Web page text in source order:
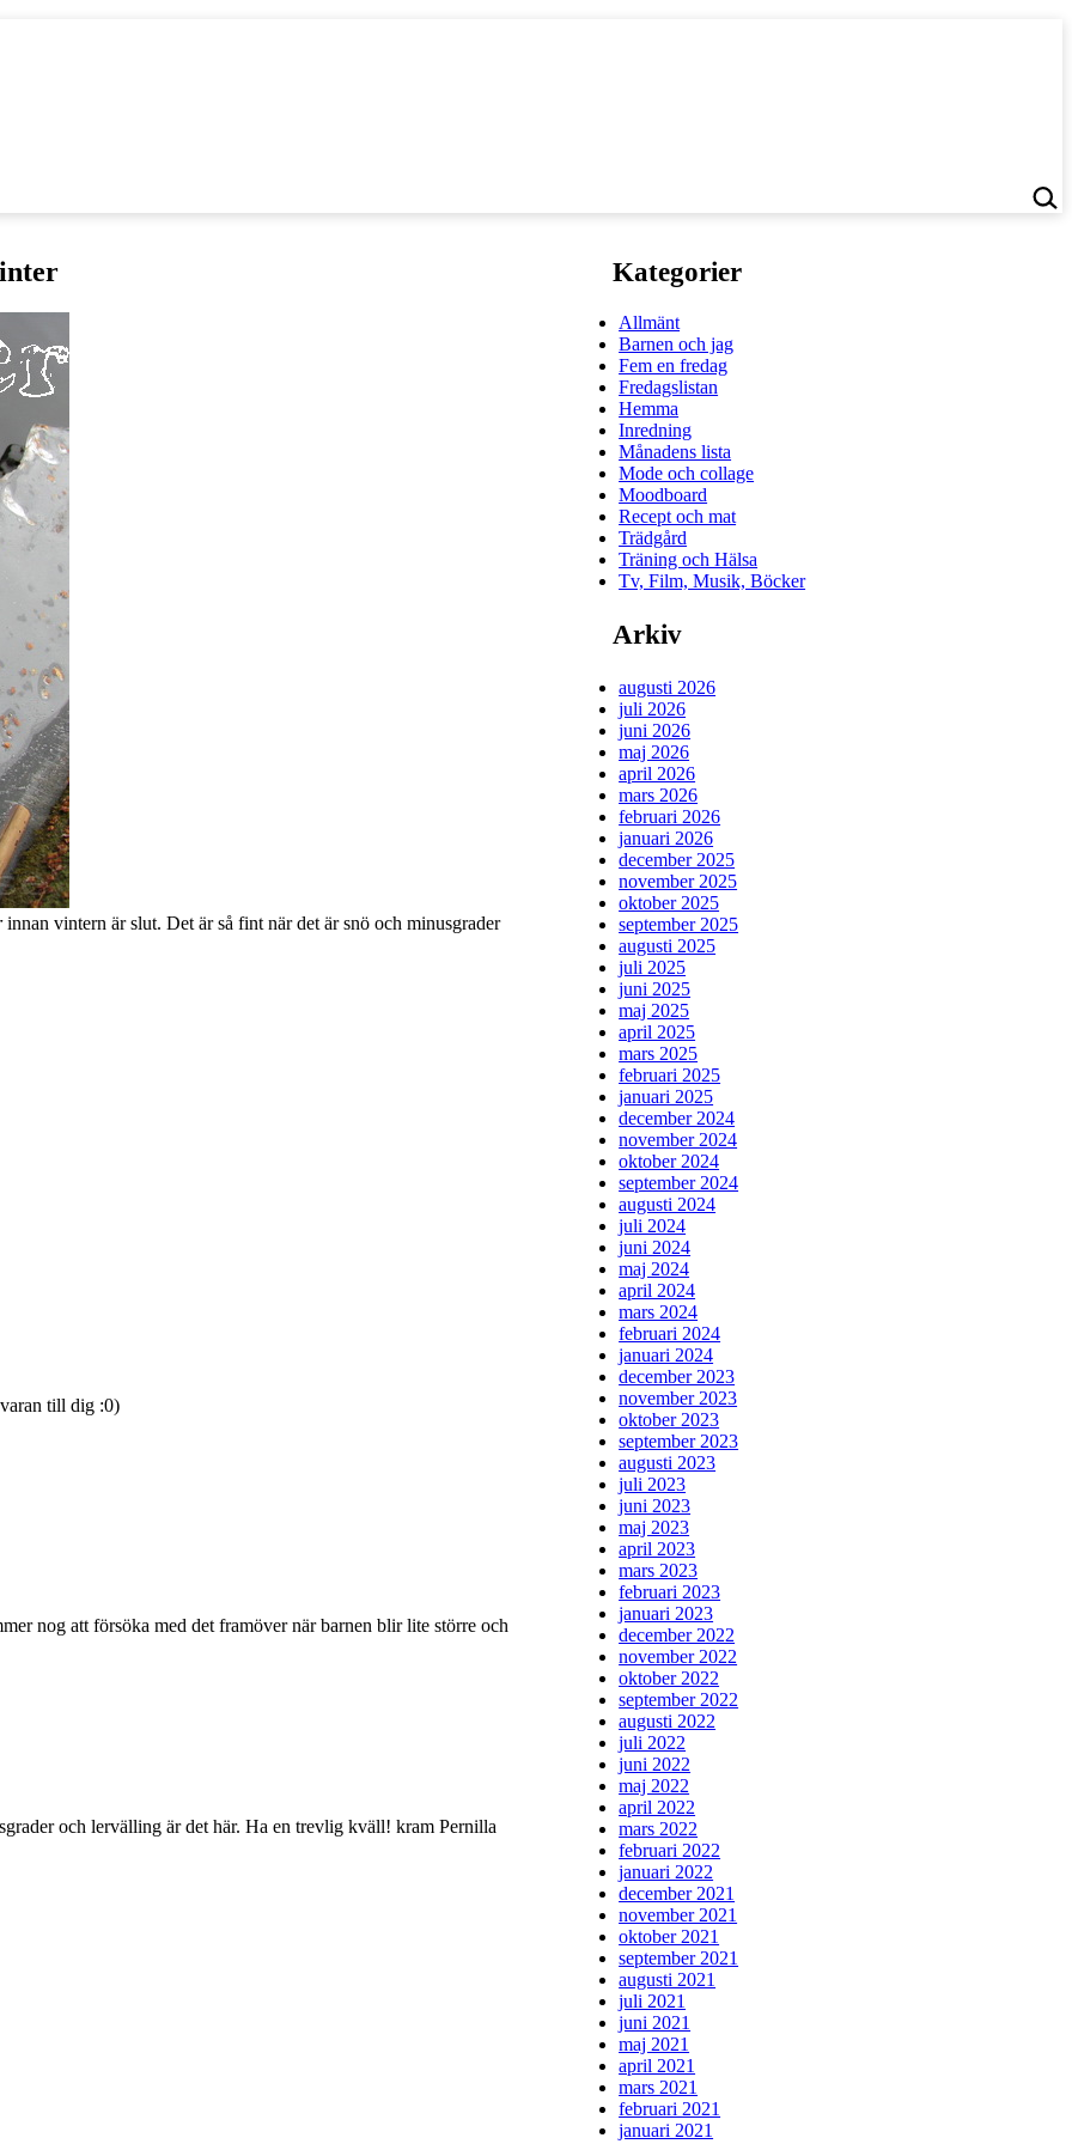
innan vintern är slut. Det är så fint när det är snö och minusgrader
till dig :0)
nog att försöka med det framöver när barnen blir lite större och
och lervälling är det här. Ha en trevlig kväll! kram Pernilla
Kategorier
Allmänt
Barnen och jag
Fem en fredag
Fredagslistan
Hemma
Inredning
Månadens lista
Mode och collage
Moodboard
Recept och mat
Trädgård
Träning och Hälsa
Tv, Film, Musik, Böcker
Arkiv
augusti 2026
juli 2026
juni 2026
maj 2026
april 2026
mars 2026
februari 2026
januari 2026
december 2025
november 2025
oktober 2025
september 2025
augusti 2025
juli 2025
juni 2025
maj 2025
april 2025
mars 2025
februari 2025
januari 2025
december 2024
november 2024
oktober 2024
september 2024
augusti 2024
juli 2024
juni 2024
maj 2024
april 2024
mars 2024
februari 2024
januari 2024
december 2023
november 2023
oktober 2023
september 2023
augusti 2023
juli 2023
juni 2023
maj 2023
april 2023
mars 2023
februari 2023
januari 2023
december 2022
november 2022
oktober 2022
september 2022
augusti 2022
juli 2022
juni 2022
maj 2022
april 2022
mars 2022
februari 2022
januari 2022
december 2021
november 2021
oktober 2021
september 2021
augusti 2021
juli 2021
juni 2021
maj 2021
april 2021
mars 2021
februari 2021
januari 2021